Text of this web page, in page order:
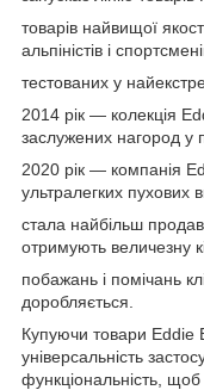
товарів найвищої
альпіністів і
тестованих у
2014 рік — колекція
заслужених нагород у
2020 рік — компанія
ультралегких пухових
стала найбільш
отримують величезну
побажань і помічань
доробляється.
Купуючи товари Eddie
універсальність
функціональність,